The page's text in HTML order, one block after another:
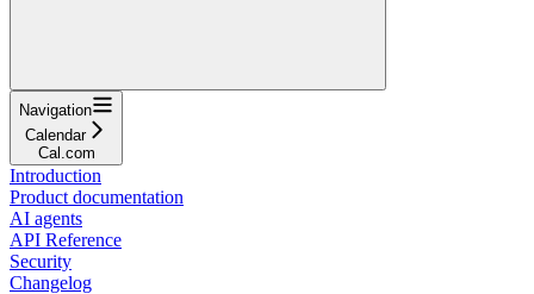
Navigation
Calendar
Cal.com
Introduction
Product documentation
AI agents
API Reference
Security
Changelog